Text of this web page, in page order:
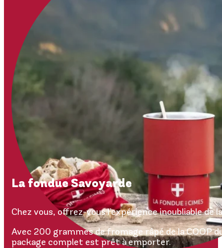
La fondue Savoyarde
Chez vous, offrez-vous l’expérience inoubliable de
Avec 200 grammes de fromage râpé de la COOP
package complet est prêt à emporter.